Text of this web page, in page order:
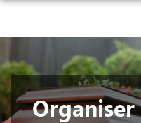
Aller
contenuPRÉVOIR SES OBSÈQUES
MONUMENTS FUNÉRAIRES
NOTRE AGENCE
NOTRE CHAMBRE
Organiser